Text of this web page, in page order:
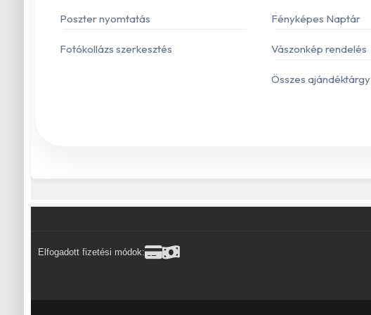
Poszter nyomtatás
Fotókollázs szerkesztés
Fényképes Naptár
Vászonkép rendelés
Összes ajándéktárgy
Elfogadott fizetési módok: